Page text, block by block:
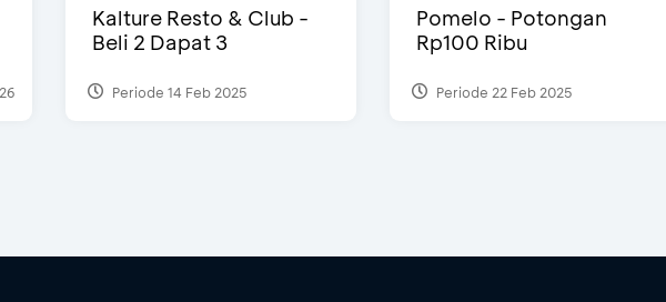
Kalture Resto & Club -
Beli 2 Dapat 3
Periode 14 Feb 2025
Pomelo - Potongan
Rp100 Ribu
Periode 22 Feb 2025